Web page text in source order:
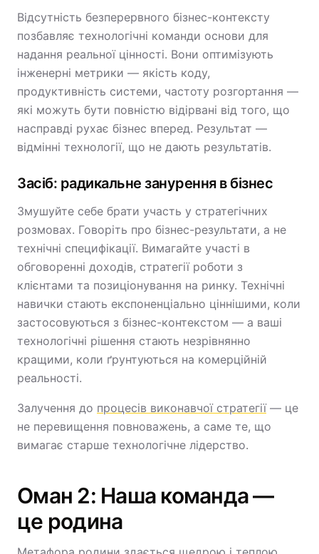
Відсутність безперервного бізнес-контексту
позбавляє технологічні команди основи для
надання реальної цінності. Вони оптимізують
інженерні метрики — якість коду,
продуктивність системи, частоту розгортання —
які можуть бути повністю відірвані від того, що
насправді рухає бізнес вперед. Результат —
відмінні технології, що не дають результатів.
Засіб: радикальне занурення в бізнес
Змушуйте себе брати участь у стратегічних
розмовах. Говоріть про бізнес-результати, а не
технічні специфікації. Вимагайте участі в
обговоренні доходів, стратегії роботи з
клієнтами та позиціонування на ринку. Технічні
навички стають експоненціально ціннішими, коли
застосовуються з бізнес-контекстом — а ваші
технологічні рішення стають незрівнянно
кращими, коли ґрунтуються на комерційній
реальності.
Залучення до процесів виконавчої стратегії— це
не перевищення повноважень, а саме те, що
вимагає старше технологічне лідерство.
Оман 2: Наша команда —
це родина